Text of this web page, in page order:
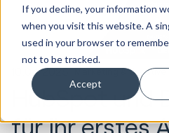
If you decline, your information
when you visit this website. A
used in your browser to
not to be tracked.
Accept
10.04.2025 Marketing & Creative
HubSpot und
für Ihr erstes